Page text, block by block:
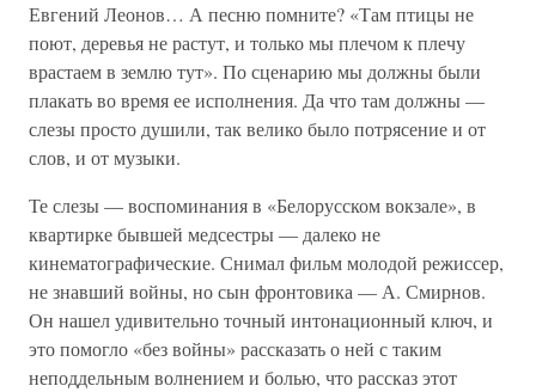
Евгений Леонов… А песню помните? «Там птицы не
поют, деревья не растут, и только мы плечом к плечу
врастаем в землю тут». По сценарию мы должны были
плакать во время ее исполнения. Да что там должны —
слезы просто душили, так велико было потрясение и от
слов, и от музыки.
Те слезы — воспоминания в «Белорусском вокзале», в
квартирке бывшей медсестры — далеко не
кинематографические. Снимал фильм молодой режиссер,
не знавший войны, но сын фронтовика — А. Смирнов.
Он нашел удивительно точный интонационный ключ, и
это помогло «без войны» рассказать о ней с таким
неподдельным волнением и болью, что рассказ этот